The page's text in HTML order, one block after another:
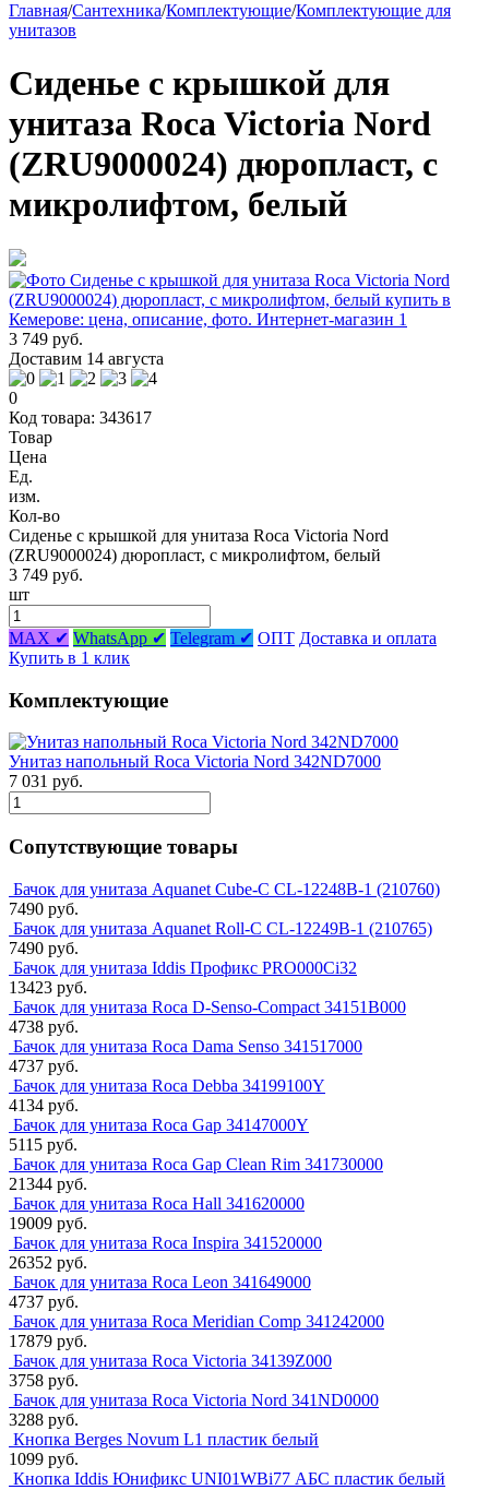
Главная/Сантехника/Комплектующие/Комплектующие для
унитазов
Сиденье с крышкой для
унитаза Roca Victoria Nord
(ZRU9000024) дюропласт, с
микролифтом, белый
3 749 руб.
Доставим 14 августа
0
Код товара: 343617
Товар
Цена
Ед.
изм.
Кол-во
Сиденье с крышкой для унитаза Roca Victoria Nord
(ZRU9000024) дюропласт, с микролифтом, белый
3 749 руб.
шт
MAX ✔ WhatsApp ✔ Telegram ✔ ОПТ Доставка и оплата
Купить в 1 клик
Комплектующие
Унитаз напольный Roca Victoria Nord 342ND7000
7 031 руб.
Сопутствующие товары
Бачок для унитаза Aquanet Cube-C CL-12248B-1 (210760)
7490 руб.
Бачок для унитаза Aquanet Roll-C CL-12249B-1 (210765)
7490 руб.
Бачок для унитаза Iddis Профикс PRO000Ci32
13423 руб.
Бачок для унитаза Roca D-Senso-Compact 34151B000
4738 руб.
Бачок для унитаза Roca Dama Senso 341517000
4737 руб.
Бачок для унитаза Roca Debba 34199100Y
4134 руб.
Бачок для унитаза Roca Gap 34147000Y
5115 руб.
Бачок для унитаза Roca Gap Clean Rim 341730000
21344 руб.
Бачок для унитаза Roca Hall 341620000
19009 руб.
Бачок для унитаза Roca Inspira 341520000
26352 руб.
Бачок для унитаза Roca Leon 341649000
4737 руб.
Бачок для унитаза Roca Meridian Comp 341242000
17879 руб.
Бачок для унитаза Roca Victoria 34139Z000
3758 руб.
Бачок для унитаза Roca Victoria Nord 341ND0000
3288 руб.
Кнопка Berges Novum L1 пластик белый
1099 руб.
Кнопка Iddis Юнификс UNI01WBi77 АБС пластик белый